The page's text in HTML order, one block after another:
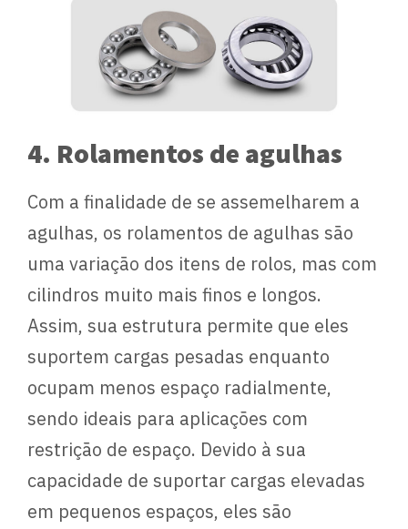
4. Rolamentos de agulhas
Com a finalidade de se assemelharem a
agulhas, os rolamentos de agulhas são
uma variação dos itens de rolos, mas com
cilindros muito mais finos e longos.
Assim, sua estrutura permite que eles
suportem cargas pesadas enquanto
ocupam menos espaço radialmente,
sendo ideais para aplicações com
restrição de espaço. Devido à sua
capacidade de suportar cargas elevadas
em pequenos espaços, eles são